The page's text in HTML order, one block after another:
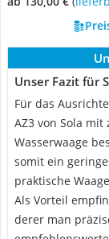
Unser Fazit für
Für das
AZ3 von Sola
Wasserwaage
somit ein
praktische
Als Vorteil
derer man